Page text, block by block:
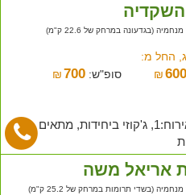
(בגדעונה במרחק של 22.6 ק"מ)
החל מ:
₪600 סופ"ש: ₪ 700
יחידות אירוח:1, ג'קוזי ביחידות, מתאים
אריאל משה
(בשדי תרומות במרחק של 25.2 ק"מ)